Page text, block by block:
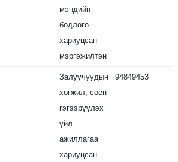
мэндийн
бодлого
хариуцсан
мэргэжилтэн
Залуучуудын
хөгжил, соён
гэгээрүүлэх
үйл
ажиллагаа
хариуцсан
94849453